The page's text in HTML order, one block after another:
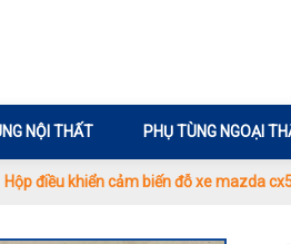
NỘI THẤT PHỤ TÙNG NGOẠI
Hộp điều khiển cảm biến đỗ xe mazda